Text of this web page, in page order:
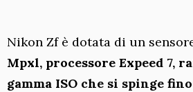
Nikon Zf è dotata di un
Mpxl, processore Expeed 7,
gamma ISO che si spinge